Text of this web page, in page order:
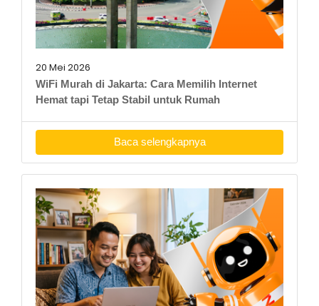
20 Mei 2026
WiFi Murah di Jakarta: Cara Memilih Internet
Hemat tapi Tetap Stabil untuk Rumah
Baca selengkapnya